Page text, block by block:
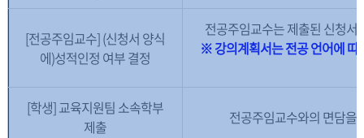
[전공주임교수] (신청서 양식
에)성적인정 여부 결정
전공주임교수는 제출된 신청
※ 강의계획서는 전공 언어에 따
[학생] 교육지원팀 소속학부
제출
전공주임교수와의 면담을